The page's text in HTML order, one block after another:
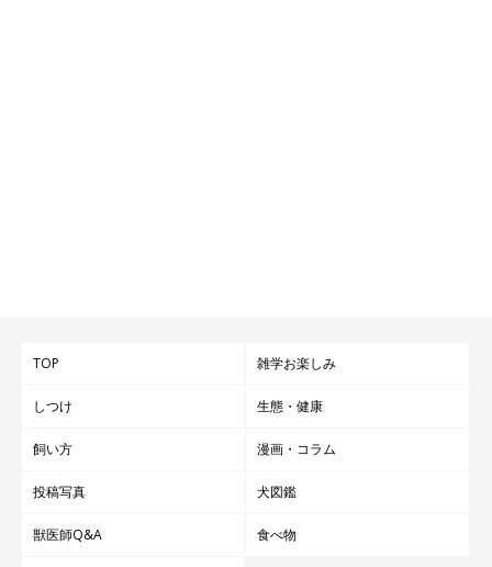
TOP 雑学お楽しみ
しつけ 生態・健康
飼い方 漫画・コラム
投稿写真 犬図鑑
獣医師Q&A 食べ物